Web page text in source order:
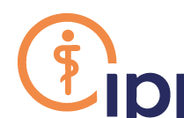
contenu